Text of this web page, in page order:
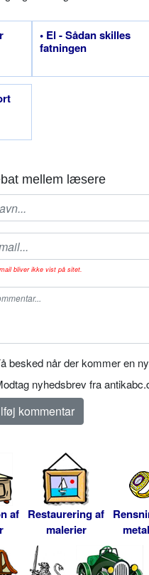
• El - Sådan skilles
fatningen
mellem læsere
bliver ikke vist på sitet.
besked når der kommer en
nyhedsbrev fra
af Restaurering af
malerier